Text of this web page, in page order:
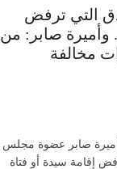
التي ترفض
وأميرة صابر: من
مخالفة
أميرة صابر عضوة مجلس
إقامة سيدة أو فتاة